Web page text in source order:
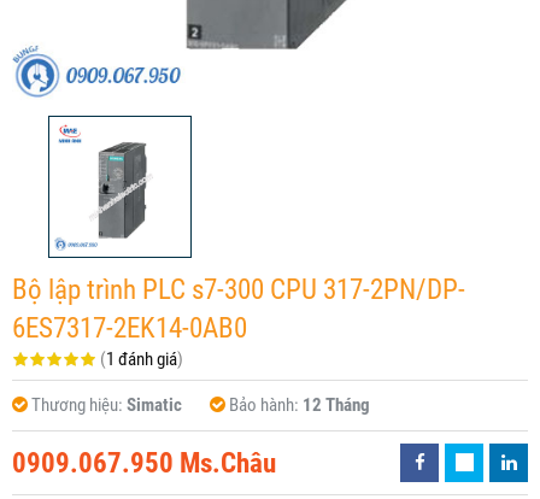
Bộ lập trình PLC s7-300 CPU 317-2PN/DP-
6ES7317-2EK14-0AB0
(1 đánh giá)
Thương hiệu: Simatic Bảo hành: 12 Tháng
0909.067.950 Ms.Châu